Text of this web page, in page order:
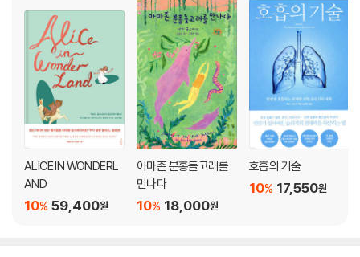
ALICE IN WONDERL
AND
59,400원
10%
아마존 분홍돌고래를
만나다
18,000원
10%
호흡의 기술
17,550원
10%